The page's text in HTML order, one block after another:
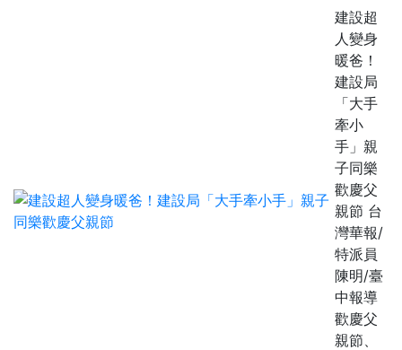
建設超
人變身
暖爸！
建設局
「大手
牽小
手」親
子同樂
歡慶父
親節 台
灣華報/
特派員
陳明/臺
中報導
歡慶父
親節、